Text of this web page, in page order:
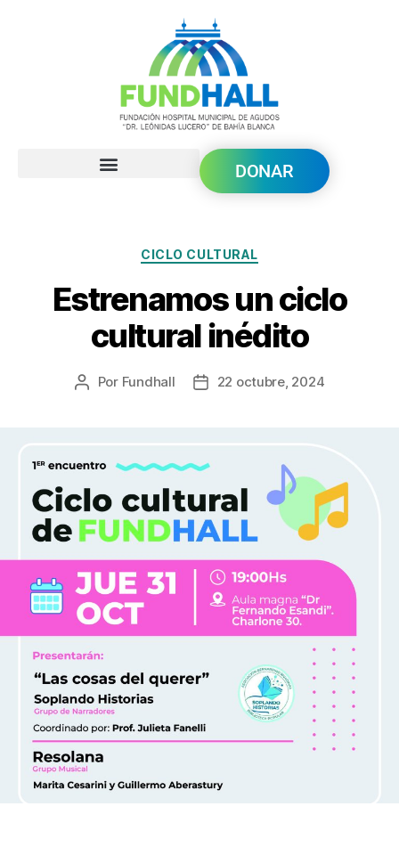
DONAR
CICLO CULTURAL
Estrenamos un ciclo
cultural inédito
Por Fundhall 22 octubre, 2024